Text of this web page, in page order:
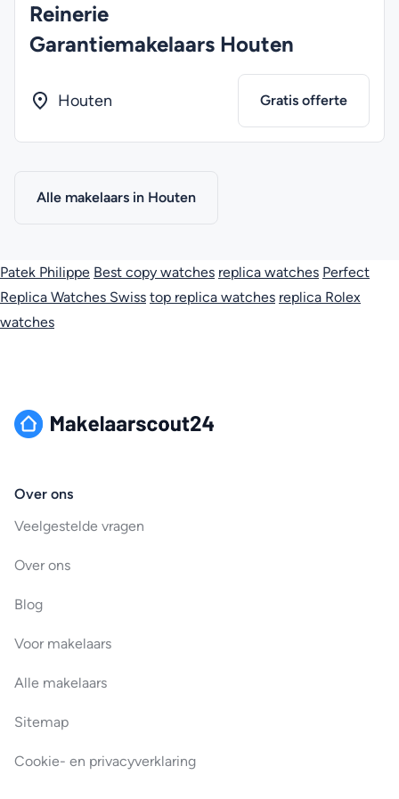
Reinerie
Garantiemakelaars Houten
Houten Gratis offerte
Alle makelaars in Houten
Patek Philippe Best copy watches replica watches Perfect
Replica Watches Swiss top replica watches replica Rolex
watches
Over ons
Veelgestelde vragen
Over ons
Blog
Voor makelaars
Alle makelaars
Sitemap
Cookie- en privacyverklaring